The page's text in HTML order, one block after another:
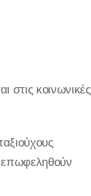
στις κοινωνικές
επωφεληθούν